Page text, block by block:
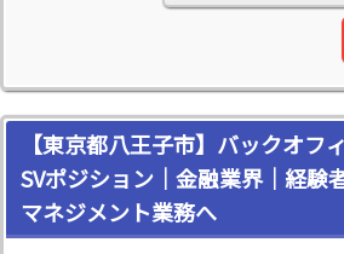
【東京都八王子市】バックオフ
SVポジション｜金融業界｜経験
マネジメント業務へ